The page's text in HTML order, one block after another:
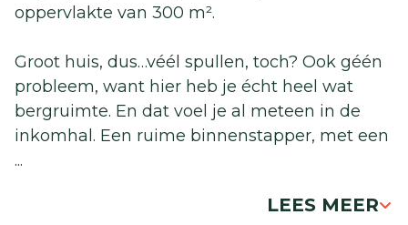
oppervlakte van 300 m².
Groot huis, dus…véél spullen, toch? Ook géén
probleem, want hier heb je écht heel wat
bergruimte. En dat voel je al meteen in de
inkomhal. Een ruime binnenstapper, met een
...
LEES MEER